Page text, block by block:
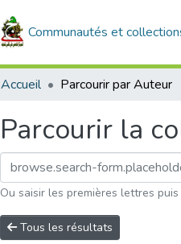
Communautés et
Accueil Parcourir par Auteur
Parcourir la
Ou saisir les premières lettres
Tous les résultats